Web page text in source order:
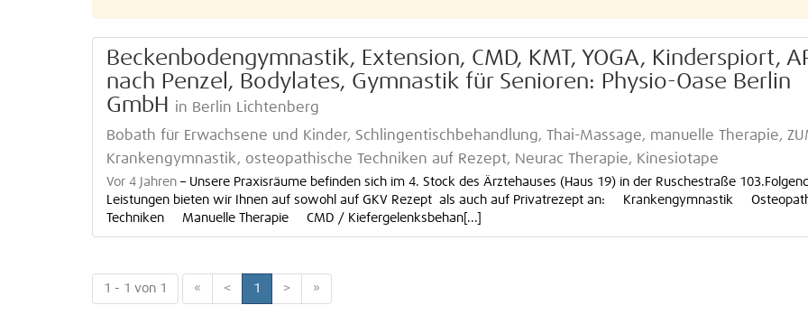
Beckenbodengymnastik, Extension, CMD, KMT, YOGA, Kinderspiort,
nach Penzel, Bodylates, Gymnastik für Senioren: Physio-Oase Berlin
GmbH
in Berlin Lichtenberg
Bobath für Erwachsene und Kinder, Schlingentischbehandlung, Thai-Massage, manuelle Therapie,
Krankengymnastik, osteopathische Techniken auf Rezept, Neurac Therapie, Kinesiotape
Vor 4 Jahren – Unsere Praxisräume befinden sich im 4. Stock des Ärztehauses (Haus 19) in der Ruschestraße
Leistungen bieten wir Ihnen auf sowohl auf GKV Rezept als auch auf Privatrezept an: Krankengymnastik
Techniken Manuelle Therapie CMD / Kiefergelenksbehan[...]
1 - 1 von 1 « < 1 > »